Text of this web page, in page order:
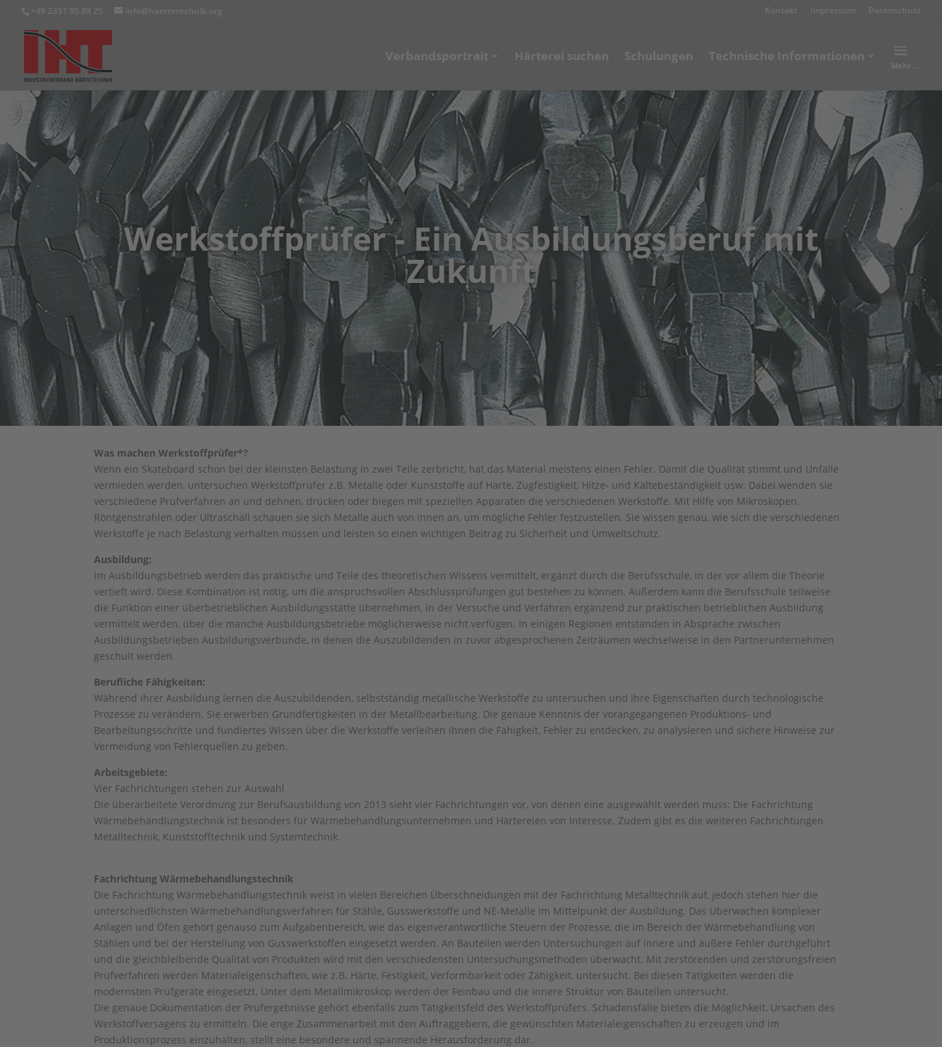
+49 2331 95 88 25 info@haertetechnik.org Kontakt Impressum Datenschutz
Verbandsportrait Härterei suchen Schulungen Technische Informationen
Mehr …
Werkstoffprüfer - Ein Ausbildungsberuf mit
Zukunft
Was machen Werkstoffprüfer*?
Wenn ein Skateboard schon bei der kleinsten Belastung in zwei Teile zerbricht, hat das Material meistens einen Fehler. Damit die Qualität stimmt und Unfälle
vermieden werden, untersuchen Werkstoffprüfer z.B. Metalle oder Kunststoffe auf Härte, Zugfestigkeit, Hitze- und Kältebeständigkeit usw. Dabei wenden sie
verschiedene Prüfverfahren an und dehnen, drücken oder biegen mit speziellen Apparaten die verschiedenen Werkstoffe. Mit Hilfe von Mikroskopen,
Röntgenstrahlen oder Ultraschall schauen sie sich Metalle auch von innen an, um mögliche Fehler festzustellen. Sie wissen genau, wie sich die verschiedenen
Werkstoffe je nach Belastung verhalten müssen und leisten so einen wichtigen Beitrag zu Sicherheit und Umweltschutz.
Ausbildung:
Im Ausbildungsbetrieb werden das praktische und Teile des theoretischen Wissens vermittelt, ergänzt durch die Berufsschule, in der vor allem die Theorie
vertieft wird. Diese Kombination ist nötig, um die anspruchsvollen Abschlussprüfungen gut bestehen zu können. Außerdem kann die Berufsschule teilweise
die Funktion einer überbetrieblichen Ausbildungsstätte übernehmen, in der Versuche und Verfahren ergänzend zur praktischen betrieblichen Ausbildung
vermittelt werden, über die manche Ausbildungsbetriebe möglicherweise nicht verfügen. In einigen Regionen entstanden in Absprache zwischen
Ausbildungsbetrieben Ausbildungsverbunde, in denen die Auszubildenden in zuvor abgesprochenen Zeiträumen wechselweise in den Partnerunternehmen
geschult werden.
Berufliche Fähigkeiten:
Während ihrer Ausbildung lernen die Auszubildenden, selbstständig metallische Werkstoffe zu untersuchen und ihre Eigenschaften durch technologische
Prozesse zu verändern. Sie erwerben Grundfertigkeiten in der Metallbearbeitung. Die genaue Kenntnis der vorangegangenen Produktions- und
Bearbeitungsschritte und fundiertes Wissen über die Werkstoffe verleihen ihnen die Fähigkeit, Fehler zu entdecken, zu analysieren und sichere Hinweise zur
Vermeidung von Fehlerquellen zu geben.
Arbeitsgebiete:
Vier Fachrichtungen stehen zur Auswahl
Die überarbeitete Verordnung zur Berufsausbildung von 2013 sieht vier Fachrichtungen vor, von denen eine ausgewählt werden muss: Die Fachrichtung
Wärmebehandlungstechnik ist besonders für Wärmebehandlungsunternehmen und Härtereien von Interesse. Zudem gibt es die weiteren Fachrichtungen
Metalltechnik, Kunststofftechnik und Systemtechnik.
Fachrichtung Wärmebehandlungstechnik
Die Fachrichtung Wärmebehandlungstechnik weist in vielen Bereichen Überschneidungen mit der Fachrichtung Metalltechnik auf, jedoch stehen hier die
unterschiedlichsten Wärmebehandlungsverfahren für Stähle, Gusswerkstoffe und NE-Metalle im Mittelpunkt der Ausbildung. Das Überwachen komplexer
Anlagen und Öfen gehört genauso zum Aufgabenbereich, wie das eigenverantwortliche Steuern der Prozesse, die im Bereich der Wärmebehandlung von
Stählen und bei der Herstellung von Gusswerkstoffen eingesetzt werden. An Bauteilen werden Untersuchungen auf innere und äußere Fehler durchgeführt
und die gleichbleibende Qualität von Produkten wird mit den verschiedensten Untersuchungsmethoden überwacht. Mit zerstörenden und zerstörungsfreien
Prüfverfahren werden Materialeigenschaften, wie z.B. Härte, Festigkeit, Verformbarkeit oder Zähigkeit, untersucht. Bei diesen Tätigkeiten werden die
modernsten Prüfgeräte eingesetzt. Unter dem Metallmikroskop werden der Feinbau und die innere Struktur von Bauteilen untersucht.
Die genaue Dokumentation der Prüfergebnisse gehört ebenfalls zum Tätigkeitsfeld des Werkstoffprüfers. Schadensfälle bieten die Möglichkeit, Ursachen des
Werkstoffversagens zu ermitteln. Die enge Zusammenarbeit mit den Auftraggebern, die gewünschten Materialeigenschaften zu erzeugen und im
Produktionsprozess einzuhalten, stellt eine besondere und spannende Herausforderung dar.